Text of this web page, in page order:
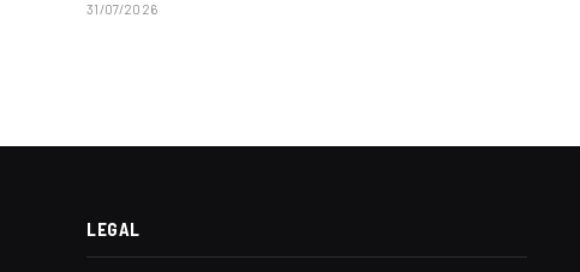
31/07/2026
LEGAL